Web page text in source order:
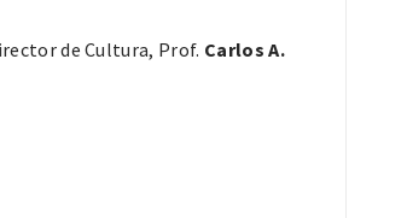
de Cultura, Prof. Carlos A.